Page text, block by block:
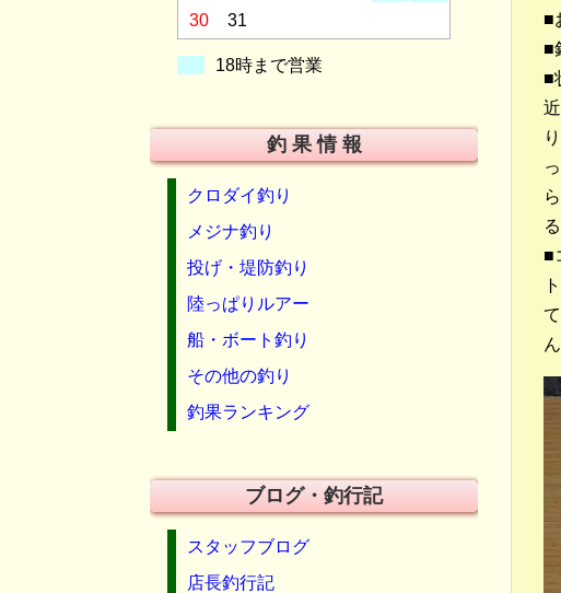
■
■
■
■
30
31
18時まで営業
釣 果 情 報
クロダイ釣り
メジナ釣り
投げ・堤防釣り
陸っぱりルアー
船・ボート釣り
その他の釣り
釣果ランキング
ブログ・釣行記
スタッフブログ
店長釣行記